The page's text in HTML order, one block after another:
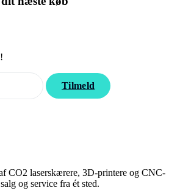
Tilmeld
CO2 laserskærere, 3D-printere og CNC-
og service fra ét sted.